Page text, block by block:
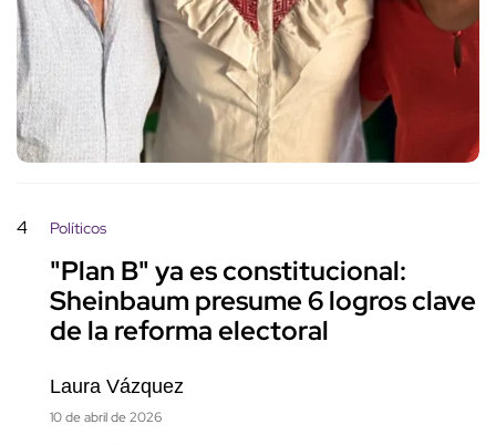
4 Políticos
"Plan B" ya es constitucional:
Sheinbaum presume 6 logros clave
de la reforma electoral
Laura Vázquez
10 de abril de 2026